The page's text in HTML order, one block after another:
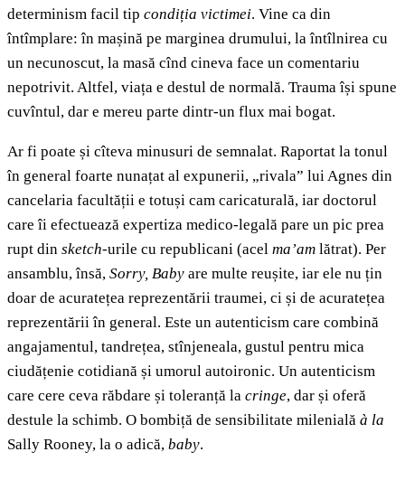
determinism facil tip condiția victimei. Vine ca din
întîmplare: în mașină pe marginea drumului, la întîlnirea cu
un necunoscut, la masă cînd cineva face un comentariu
nepotrivit. Altfel, viața e destul de normală. Trauma își spune
cuvîntul, dar e mereu parte dintr-un flux mai bogat.
Ar fi poate și cîteva minusuri de semnalat. Raportat la tonul
în general foarte nunațat al expunerii, „rivala” lui Agnes din
cancelaria facultății e totuși cam caricaturală, iar doctorul
care îi efectuează expertiza medico-legală pare un pic prea
rupt din sketch-urile cu republicani (acel ma’am lătrat). Per
ansamblu, însă, Sorry, Baby are multe reușite, iar ele nu țin
doar de acuratețea reprezentării traumei, ci și de acuratețea
reprezentării în general. Este un autenticism care combină
angajamentul, tandrețea, stînjeneala, gustul pentru mica
ciudățenie cotidiană și umorul autoironic. Un autenticism
care cere ceva răbdare și toleranță la cringe, dar și oferă
destule la schimb. O bombiță de sensibilitate milenială à la
Sally Rooney, la o adică, baby.